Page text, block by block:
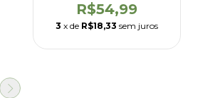
R$54,99
3 x de R$18,33 sem juros